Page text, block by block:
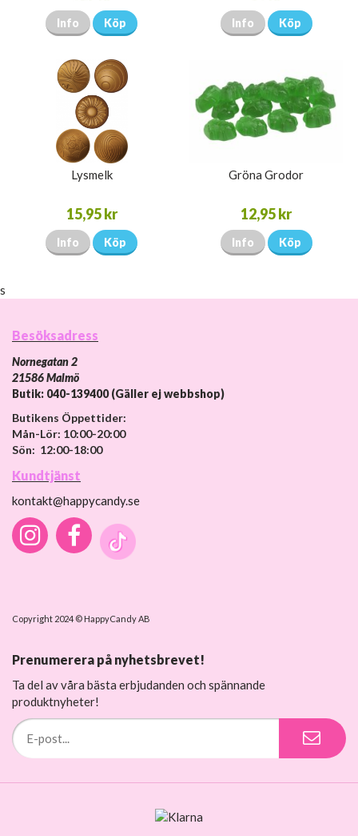
Info Köp Info Köp
Lysmelk
15,95 kr
Info Köp
Gröna Grodor
12,95 kr
Info Köp
s
Besöksadress
Nornegatan 2
21586 Malmö
Butik: 040-139400 (Gäller ej webbshop)
Butikens Öppettider:
Mån-Lör: 10:00-20:00
Sön: 12:00-18:00
Kundtjänst
kontakt@happycandy.se
Copyright 2024 © HappyCandy AB
Prenumerera på nyhetsbrevet!
Ta del av våra bästa erbjudanden och spännande
produktnyheter!